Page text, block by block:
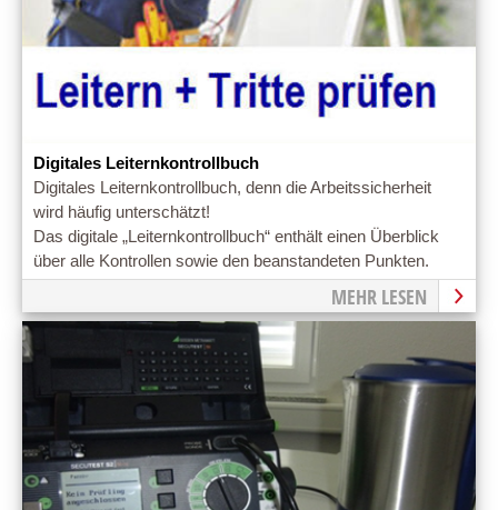
Digitales Leiternkontrollbuch
Digitales Leiternkontrollbuch, denn die Arbeitssicherheit
wird häufig unterschätzt!
Das digitale „Leiternkontrollbuch“ enthält einen Überblick
über alle Kontrollen sowie den beanstandeten Punkten.
MEHR LESEN